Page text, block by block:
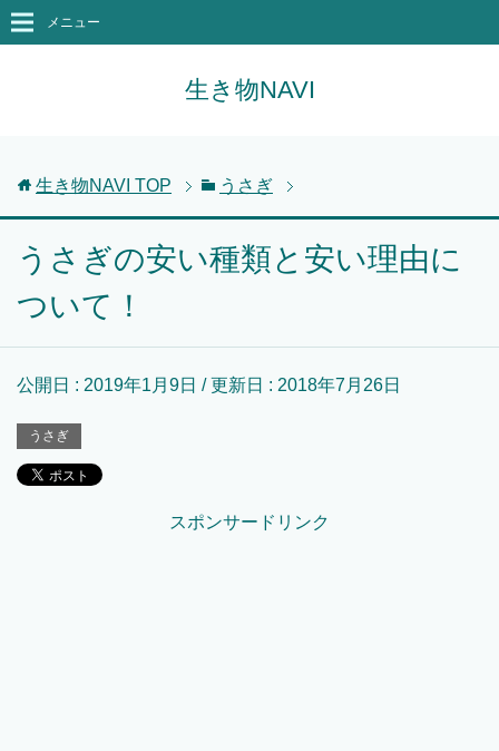
生き物NAVI
メニュー
生き物NAVI TOP うさぎ
うさぎの安い種類と安い理由に
ついて！
公開日 : 2019年1月9日 / 更新日 : 2018年7月26日
うさぎ
スポンサードリンク